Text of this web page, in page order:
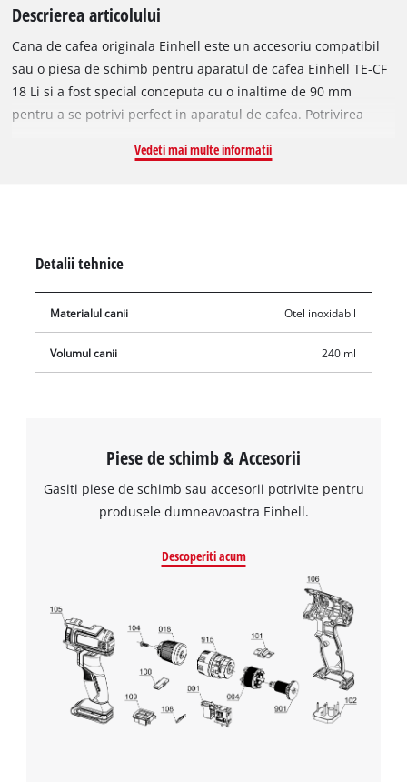
Descrierea articolului
Cana de cafea originala Einhell este un accesoriu compatibil
sau o piesa de schimb pentru aparatul de cafea Einhell TE-CF
18 Li si a fost special conceputa cu o inaltime de 90 mm
pentru a se potrivi perfect in aparatul de cafea. Potrivirea
cafea in timpul transportului. Fie in atelier, pe santier sau
plastic rezistent la impact si include o mica gaura. Acest lucru
permite ca ceasca sa fie umpluta cu cafea in timp ce este deja
acoperita de capac.
Vedeti mai multe informatii
Detalii tehnice
Materialul canii Otel inoxidabil
Volumul canii 240 ml
Piese de schimb & Accesorii
Gasiti piese de schimb sau accesorii potrivite pentru
produsele dumneavoastra Einhell.
Descoperiti acum